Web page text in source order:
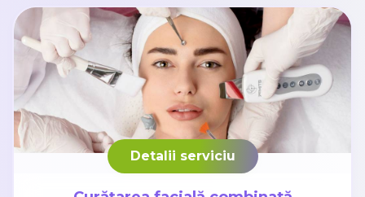
Detalii serviciu